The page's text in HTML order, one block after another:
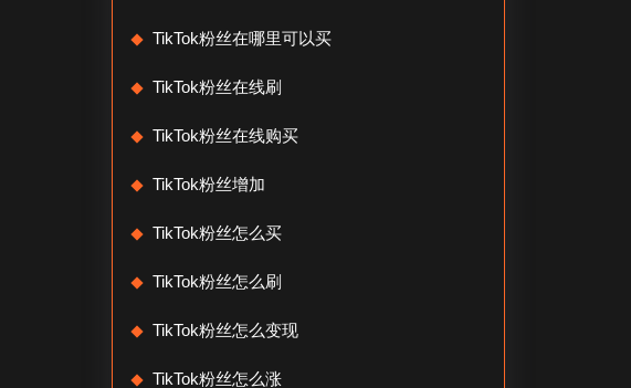
TikTok粉丝在哪里可以买
TikTok粉丝在线刷
TikTok粉丝在线购买
TikTok粉丝增加
TikTok粉丝怎么买
TikTok粉丝怎么刷
TikTok粉丝怎么变现
TikTok粉丝怎么涨